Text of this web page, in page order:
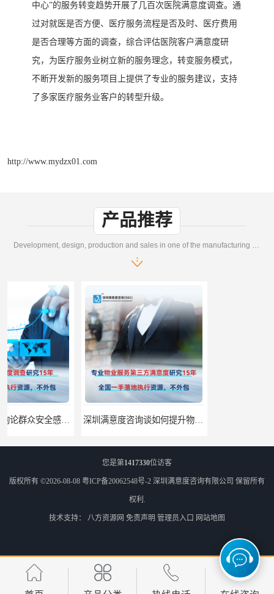
中心”的服务转变趋势开展了几百次医院满意度调查。通
过对就医是否方便、医疗服务流程是否及时、医疗费用
是否合理等方面的调查，综合评估医院客户满意度研
究，为医疗服务业树立新的服务理念，转变服务模式，
不断开发新的服务项目上提供了专业的服务建议 ，支持
了多家医疗服务业客户的转型升级。
http://www.mydzx01.com
产品推荐
深圳满意度咨询谈如何提升物业满意度
深圳满意度咨询论如何选择一个好的物业满意度公司
您是第1417330位访客
版权所有 ©2026-08-08 粤ICP备20062548号-2 深圳满意度咨询有限公司 保留所有
权利.
技术支持： 八方资源网 免责声明 管理员入口 网站地图